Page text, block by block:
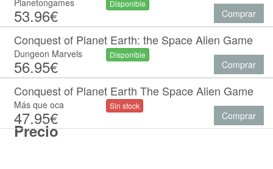
Precio
Planetongames
53.96€
Disponible
Comprar
Conquest of Planet Earth: the Space Alien Game
Dungeon Marvels
56.95€
Disponible
Comprar
Conquest of Planet Earth The Space Alien Game
Más que oca
47.95€
Sin stock
Comprar